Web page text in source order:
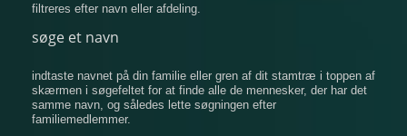
filtreres efter navn eller afdeling.
søge et navn
indtaste navnet på din familie eller gren af ​​dit stamtræ i toppen af
​​skærmen i søgefeltet for at finde alle de mennesker, der har det
samme navn, og således lette søgningen efter
familiemedlemmer.